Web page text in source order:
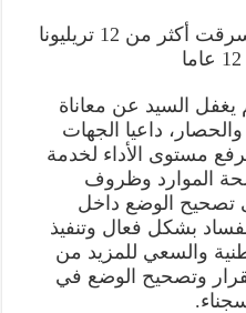
السيد القائد ” قوى العدوان سرقت أكثر من 12 تريليونا
يغفل السيد عن معاناة
داعيا الجهات
مستوى الأداء لخدمة
الموارد وظروف
تصحيح الوضع داخل
بشكل فعال وتنفيذ
والسعي للمزيد من
وتصحيح الوضع في